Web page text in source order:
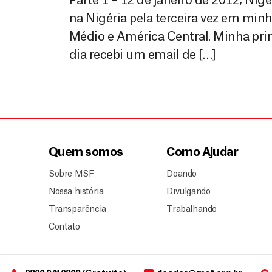
na Nigéria pela terceira vez em
Médio e América Central. Minha
dia recebi um email de […]
Quem somos
Sobre MSF
Nossa história
Transparência
Contato
Como Ajudar
Doando
Divulgando
Trabalhando